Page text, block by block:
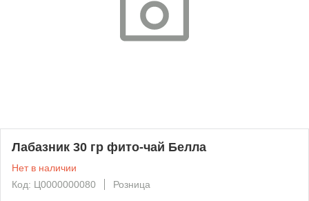
Лабазник 30 гр фито-чай Белла
Нет в наличии
Код: Ц0000000080
Розница